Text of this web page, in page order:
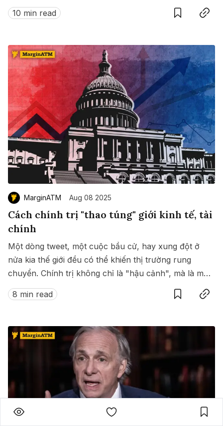
bạn tồn tại lâu dài trên thị trường.
10 min read
MarginATM Aug 08 2025
Cách chính trị "thao túng" giới kinh tế, tài
chính
Một dòng tweet, một cuộc bầu cử, hay xung đột ở
nửa kia thế giới đều có thể khiến thị trường rung
chuyển. Chính trị không chỉ là "hậu cảnh", mà là một
bàn tay vô hình đang chi phối kinh tế toàn cầu.
8 min read
Save Copy link